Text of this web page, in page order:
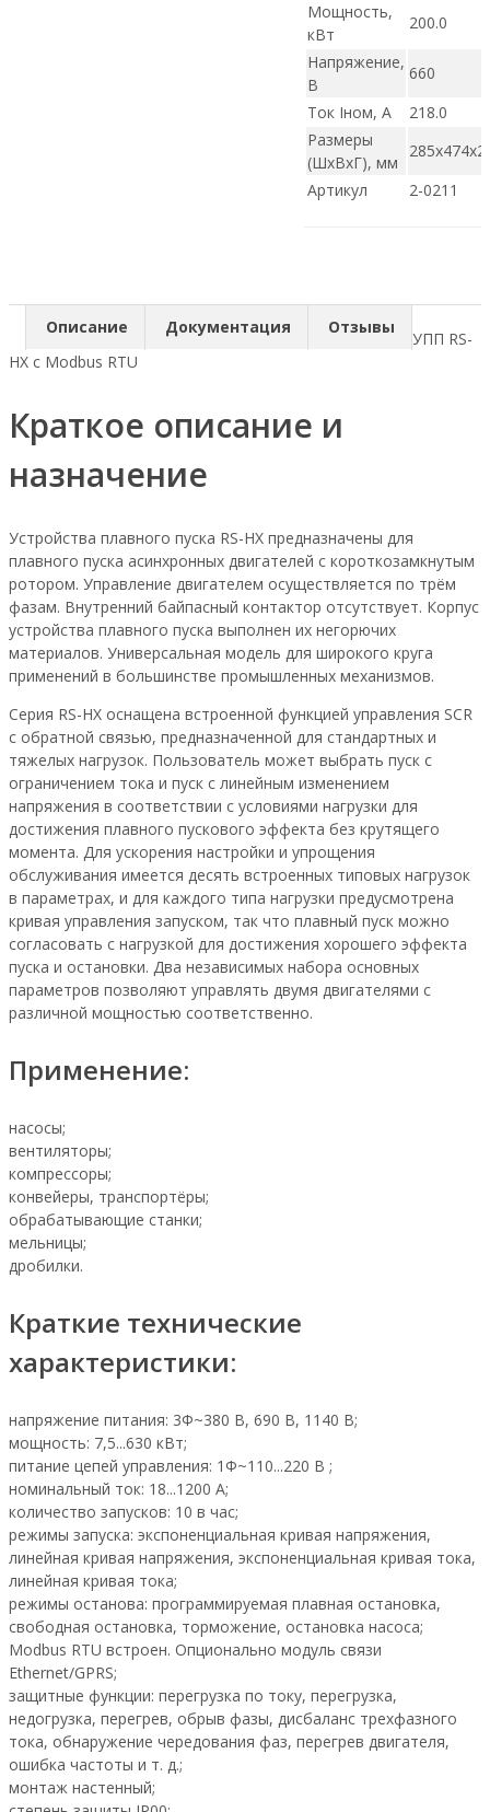
Мощность,
кВт
200.0
Напряжение,
В
660
Ток Iном, А
218.0
Размеры
(ШxВxГ), мм
Артикул
2-0211
Описание Документация Отзывы
УПП RS-
HX с Modbus RTU
Краткое описание и
назначение
Устройства плавного пуска RS-HX предназначены для
плавного пуска асинхронных двигателей с короткозамкнутым
ротором. Управление двигателем осуществляется по трём
фазам. Внутренний байпасный контактор отсутствует. Корпус
устройства плавного пуска выполнен их негорючих
материалов. Универсальная модель для широкого круга
применений в большинстве промышленных механизмов.
Серия RS-HX оснащена встроенной функцией управления SCR
с обратной связью, предназначенной для стандартных и
тяжелых нагрузок. Пользователь может выбрать пуск с
ограничением тока и пуск с линейным изменением
напряжения в соответствии с условиями нагрузки для
достижения плавного пускового эффекта без крутящего
момента. Для ускорения настройки и упрощения
обслуживания имеется десять встроенных типовых нагрузок
в параметрах, и для каждого типа нагрузки предусмотрена
кривая управления запуском, так что плавный пуск можно
согласовать с нагрузкой для достижения хорошего эффекта
пуска и остановки. Два независимых набора основных
параметров позволяют управлять двумя двигателями с
различной мощностью соответственно.
Применение:
насосы;
вентиляторы;
компрессоры;
конвейеры, транспортёры;
обрабатывающие станки;
мельницы;
дробилки.
Краткие технические
характеристики:
напряжение питания: 3Ф~380 В, 690 В, 1140 В;
мощность: 7,5...630 кВт;
питание цепей управления: 1Ф~110...220 В ;
номинальный ток: 18...1200 А;
количество запусков: 10 в час;
режимы запуска: экспоненциальная кривая напряжения,
линейная кривая напряжения, экспоненциальная кривая тока,
линейная кривая тока;
режимы останова: программируемая плавная остановка,
свободная остановка, торможение, остановка насоса;
Modbus RTU встроен. Опционально модуль связи
Ethernet/GPRS;
защитные функции: перегрузка по току, перегрузка,
недогрузка, перегрев, обрыв фазы, дисбаланс трехфазного
тока, обнаружение чередования фаз, перегрев двигателя,
ошибка частоты и т. д.;
монтаж настенный;